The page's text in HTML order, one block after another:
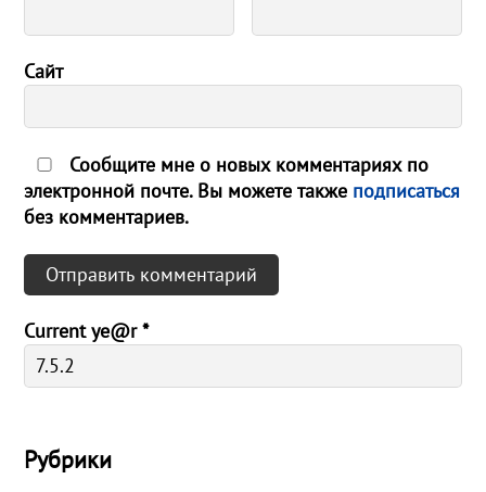
Сайт
Сообщите мне о новых комментариях по
электронной почте. Вы можете также подписаться
без комментариев.
Current ye@r*
Рубрики